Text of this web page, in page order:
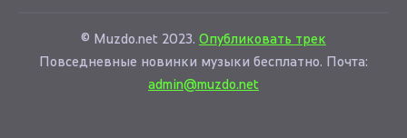
© Muzdo.net 2023. Опубликовать трек
Повседневные новинки музыки бесплатно. Почта:
admin@muzdo.net